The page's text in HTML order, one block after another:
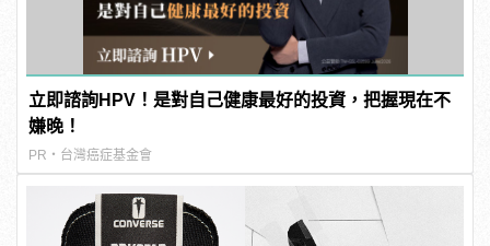
立即諮詢HPV！是對自己健康最好的投資，把握現在不
嫌晚！
PR・台灣癌症基金會